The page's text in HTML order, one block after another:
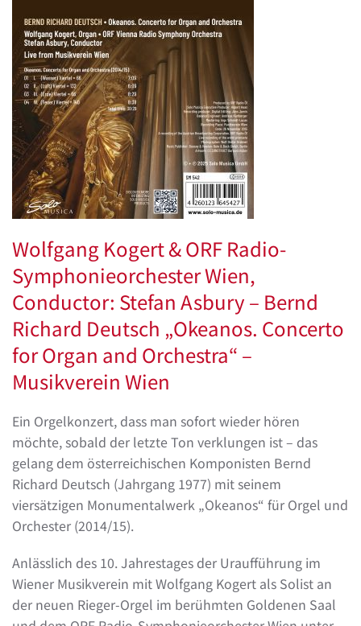
Wolfgang Kogert & ORF Radio-
Symphonieorchester Wien,
Conductor: Stefan Asbury – Bernd
Richard Deutsch „Okeanos. Concerto
for Organ and Orchestra“ –
Musikverein Wien
Ein Orgelkonzert, dass man sofort wieder hören
möchte, sobald der letzte Ton verklungen ist – das
gelang dem österreichischen Komponisten Bernd
Richard Deutsch (Jahrgang 1977) mit seinem
viersätzigen Monumentalwerk „Okeanos“ für Orgel und
Orchester (2014/15).
Anlässlich des 10. Jahrestages der Uraufführung im
Wiener Musikverein mit Wolfgang Kogert als Solist an
der neuen Rieger-Orgel im berühmten Goldenen Saal